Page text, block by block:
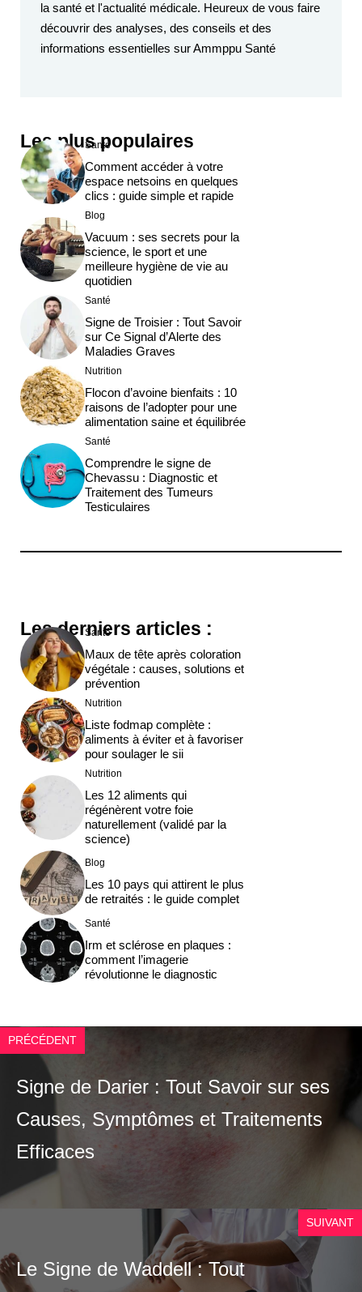
la santé et l'actualité médicale. Heureux de vous faire
découvrir des analyses, des conseils et des
informations essentielles sur Ammppu Santé
Les plus populaires
Santé
Comment accéder à votre
espace netsoins en quelques
clics : guide simple et rapide
Blog
Vacuum : ses secrets pour la
science, le sport et une
meilleure hygiène de vie au
quotidien
Santé
Signe de Troisier : Tout Savoir
sur Ce Signal d’Alerte des
Maladies Graves
Nutrition
Flocon d’avoine bienfaits : 10
raisons de l’adopter pour une
alimentation saine et équilibrée
Santé
Comprendre le signe de
Chevassu : Diagnostic et
Traitement des Tumeurs
Testiculaires
Les derniers articles :
Santé
Maux de tête après coloration
végétale : causes, solutions et
prévention
Nutrition
Liste fodmap complète :
aliments à éviter et à favoriser
pour soulager le sii
Nutrition
Les 12 aliments qui
régénèrent votre foie
naturellement (validé par la
science)
Blog
Les 10 pays qui attirent le plus
de retraités : le guide complet
Santé
Irm et sclérose en plaques :
comment l’imagerie
révolutionne le diagnostic
PRÉCÉDENT
Signe de Darier : Tout Savoir sur ses
Causes, Symptômes et Traitements
Efficaces
SUIVANT
Le Signe de Waddell : Tout